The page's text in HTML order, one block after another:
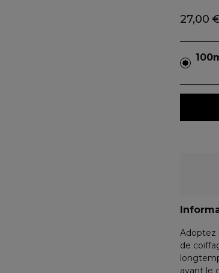
27,00
Adoptez
de
avant le